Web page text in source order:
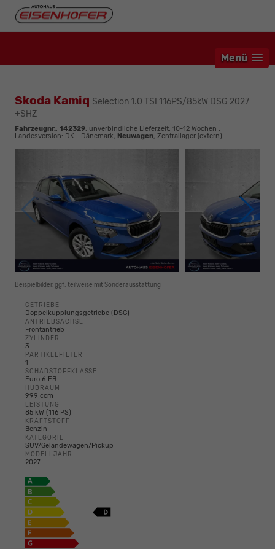
Menü
Skoda Kamiq Selection 1.0 TSI 116PS/85kW DSG 2027
+SHZ
Fahrzeugnr.: 142329, unverbindliche Lieferzeit: 10-12 Wochen ,
Landesversion: DK - Dänemark, Neuwagen, Zentrallager (extern)
Beispielbilder, ggf. teilweise mit Sonderausstattung
GETRIEBE
Doppelkupplungsgetriebe (DSG)
ANTRIEBSACHSE
Frontantrieb
ZYLINDER
3
PARTIKELFILTER
1
SCHADSTOFFKLASSE
Euro 6 EB
HUBRAUM
999 ccm
LEISTUNG
85 kW (116 PS)
KRAFTSTOFF
Benzin
KATEGORIE
SUV/Geländewagen/Pickup
MODELLJAHR
2027